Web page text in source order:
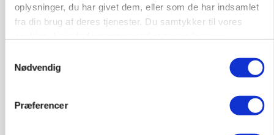
oplysninger, du har givet dem, eller som de har indsamlet
fra din brug af deres tjenester. Du samtykker til vores
Nødvendig
Præferencer
POLITIK
Folketinget behandler ny gødskningslov: Sådan